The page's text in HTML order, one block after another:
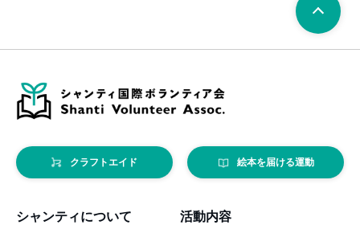
クラフトエイド 絵本を届ける運動
シャンティについて 活動内容